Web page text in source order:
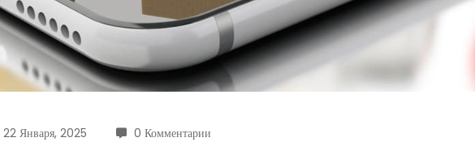
22 Января, 2025 0 Комментарии